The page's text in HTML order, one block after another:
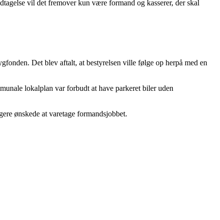
vil det fremover kun være formand og kasserer, der skal
Det blev aftalt, at bestyrelsen ville følge op herpå med en
lokalplan var forbudt at have parkeret biler uden
ønskede at varetage formandsjobbet.